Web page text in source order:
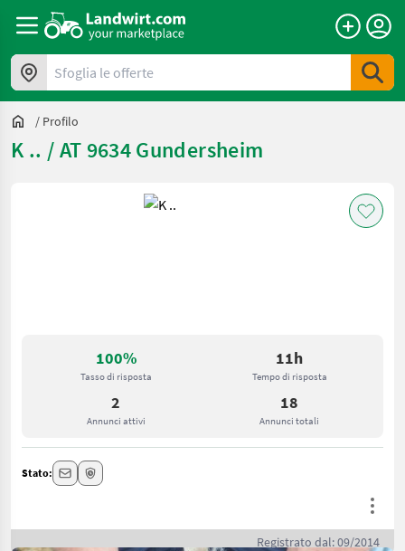
Sfoglia le offerte
/ Profilo
K .. / AT 9634 Gundersheim
100%
Tasso di risposta
11h
Tempo di risposta
2
Annunci attivi
18
Annunci totali
Stato:
Registrato dal: 09/2014